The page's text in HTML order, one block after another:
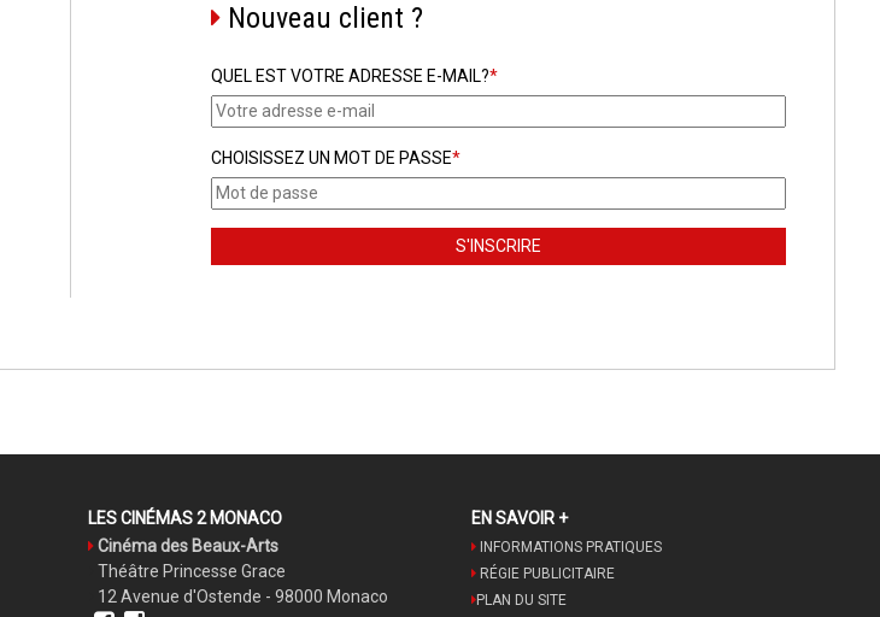
Nouveau client ?
QUEL EST VOTRE ADRESSE E-MAIL?*
CHOISISSEZ UN MOT DE PASSE*
LES CINÉMAS 2 MONACO
Cinéma des Beaux-Arts
Théâtre Princesse Grace
12 Avenue d'Ostende - 98000 Monaco
EN SAVOIR +
INFORMATIONS PRATIQUES
RÉGIE PUBLICITAIRE
PLAN DU SITE